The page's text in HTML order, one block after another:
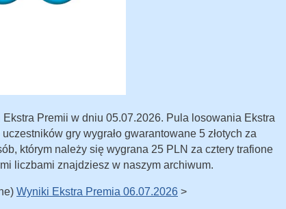
Premii w dniu 05.07.2026. Pula losowania Ekstra
gry wygrało gwarantowane 5 złotych za
którym należy się wygrana 25 PLN za cztery trafione
liczbami znajdziesz w naszym archiwum.
Wyniki Ekstra Premia 06.07.2026 >